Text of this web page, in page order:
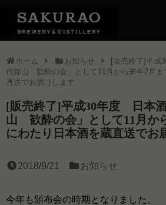
ホーム お知らせ
[販売終了]平成
代弥山 歓酔の会」として11月から来年2月ま
直送でお届けします
[販売終了]平成30年度 日本
山 歓酔の会」として11月か
にわたり日本酒を蔵直送でお
2018/9/21 お知らせ
今年も頒布会の時期となりました。